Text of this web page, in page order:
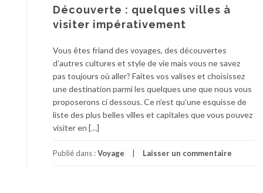
Découverte : quelques villes à
visiter impérativement
Vous êtes friand des voyages, des découvertes
d’autres cultures et style de vie mais vous ne savez
pas toujours où aller? Faites vos valises et choisissez
une destination parmi les quelques une que nous vous
proposerons ci dessous. Ce n’est qu’une esquisse de
liste des plus belles villes et capitales que vous pouvez
visiter en […]
Publié dans :Voyage Laisser un commentaire